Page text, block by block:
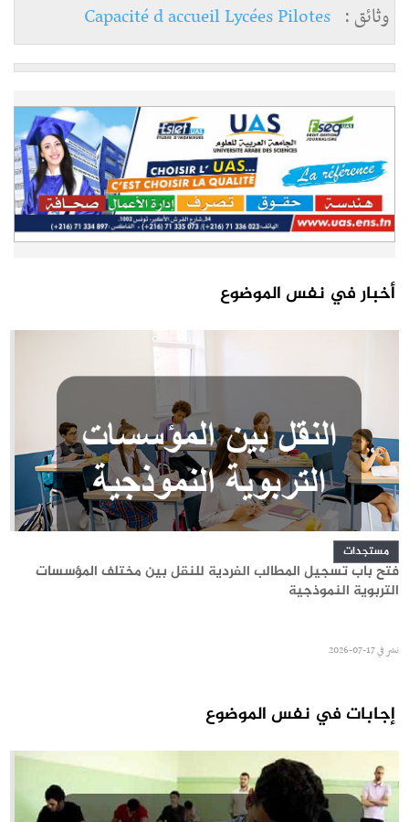
وثائق :
أخبار في نفس الموضوع
مستجدات
فتح باب تسجيل المطالب الفردية للنقل بين مختلف المؤسسات
التربوية النموذجية
نشر في17-07-2026
إجابات في نفس الموضوع